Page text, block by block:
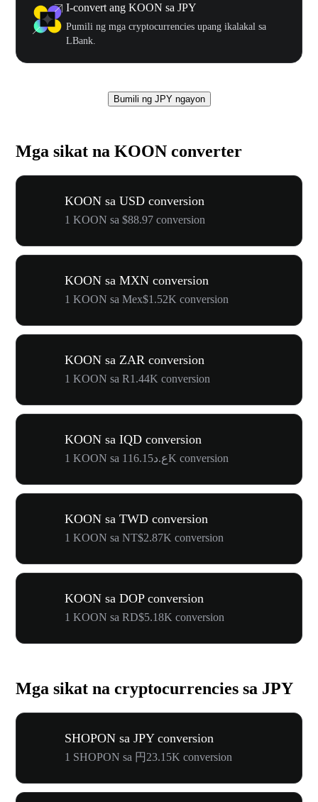
I-convert ang KOON sa JPY
Pumili ng mga cryptocurrencies upang ikalakal sa
LBank.
Bumili ng JPY ngayon
Mga sikat na KOON converter
KOON sa USD conversion
1 KOON sa $88.97 conversion
KOON sa MXN conversion
1 KOON sa Mex$1.52K conversion
KOON sa ZAR conversion
1 KOON sa R1.44K conversion
KOON sa IQD conversion
1 KOON sa ع.د116.15K conversion
KOON sa TWD conversion
1 KOON sa NT$2.87K conversion
KOON sa DOP conversion
1 KOON sa RD$5.18K conversion
Mga sikat na cryptocurrencies sa JPY
SHOPON sa JPY conversion
1 SHOPON sa 円23.15K conversion